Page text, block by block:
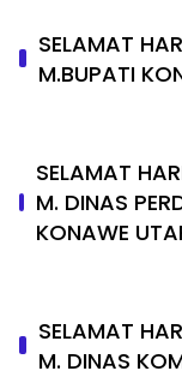
SELAMAT
M.BUPATI
SELAMAT
M. DINAS
KONAWE
SELAMAT
M. DINAS